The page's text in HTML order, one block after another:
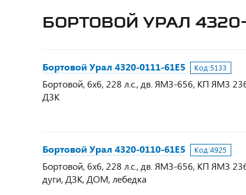
БОРТОВОЙ УРАЛ
Бортовой Урал 4320-0111-61Е5 Код:5133
Бортовой, 6х6, 228 л.с., дв. ЯМЗ-656, КП ЯМЗ
ДЗК
Бортовой Урал 4320-0110-61Е5 Код:4925
Бортовой, 6х6, 228 л.с., дв. ЯМЗ-656, КП ЯМЗ
дуги, ДЗК, ДОМ, лебедка